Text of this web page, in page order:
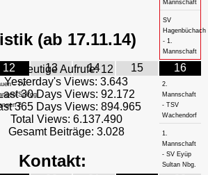
Mannschaft
SV
Hagenbüchach
- 1.
Mannschaft
12
- TV
SpVgg
2
13 14 15 16
2.
Mannschaft
- TSV
Wachendorf
1.
Mannschaft
- SV Eyüp
Sultan Nbg.
(ab 17.11.14)
Heutige Aufrufe:12
Yesterday's Views: 3.643
30 Days Views: 92.172
365 Days Views: 894.965
Total Views: 6.137.490
Gesamt Beiträge: 3.028
Kontakt: